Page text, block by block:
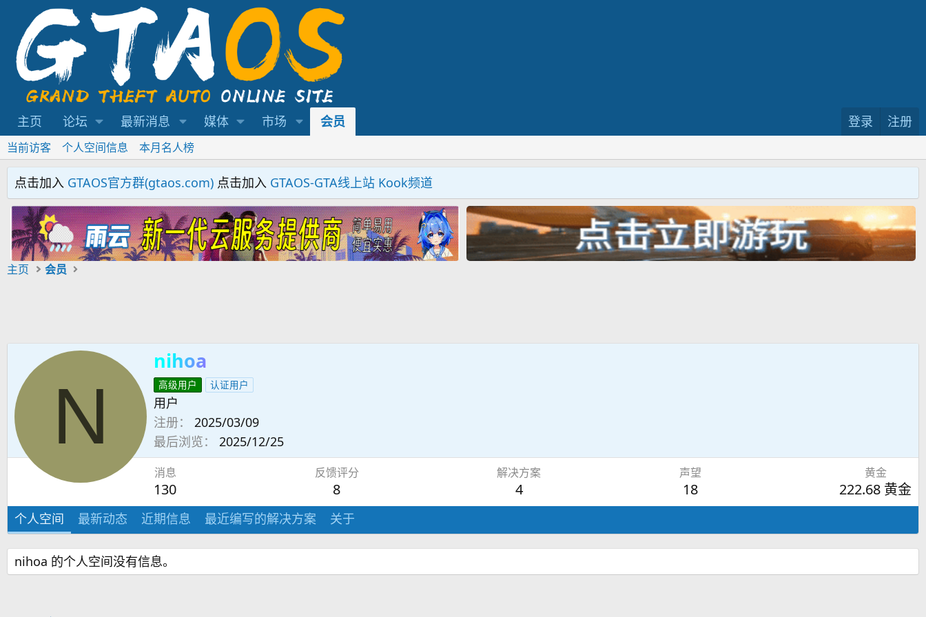
主页 论坛 最新消息 媒体 市场 会员 登录 注册
当前访客 个人空间信息 本月名人榜
点击加入 GTAOS官方群(gtaos.com) 点击加入 GTAOS-GTA线上站 Kook频道
主页 会员
N
nihoa
高级用户 认证用户
用户
注册
2025/03/09
最后浏览
2025/12/25
消息
130
反馈评分
8
解决方案
4
声望
18
黄金
222.68 黄金
个人空间 最新动态 近期信息 最近编写的解决方案 关于
nihoa 的个人空间没有信息。